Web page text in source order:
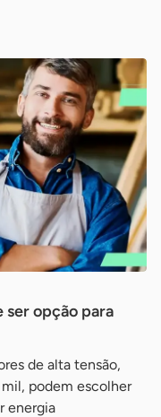
opção para
de alta tensão,
podem escolher
energia